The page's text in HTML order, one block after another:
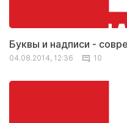
Буквы и надписи -
04.08.2014, 12:36 10